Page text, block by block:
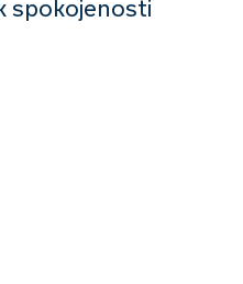
spokojenosti